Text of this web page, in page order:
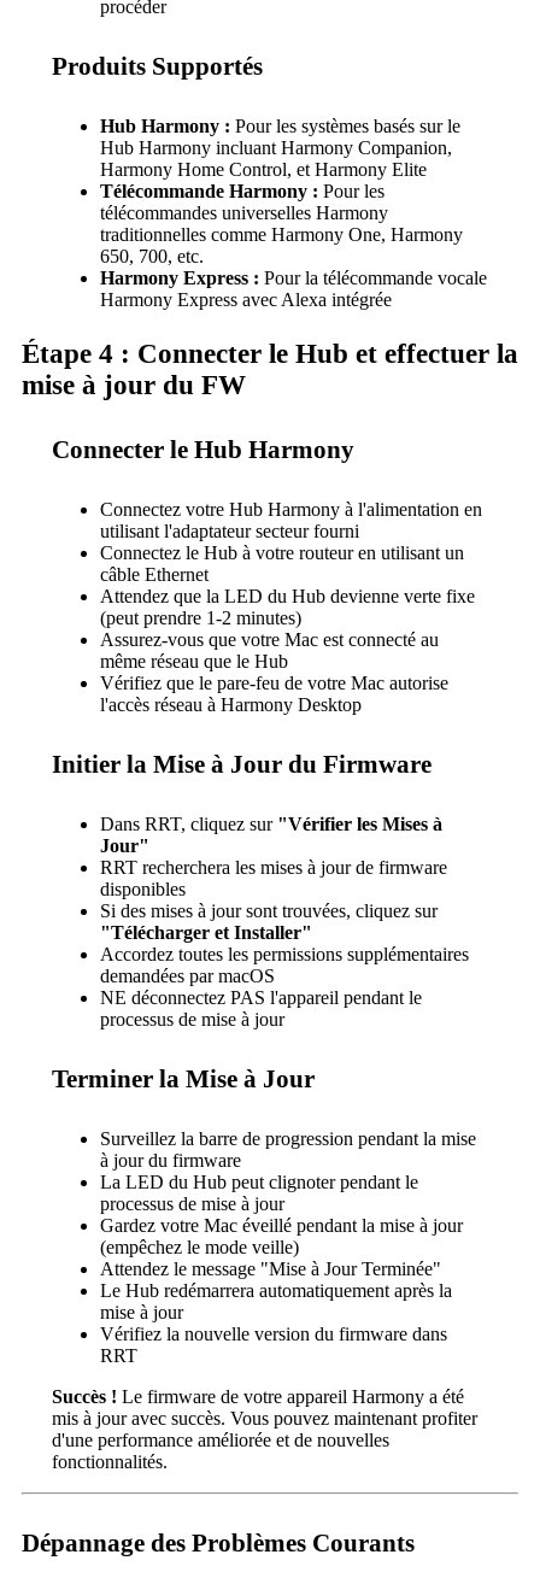
procéder
Produits Supportés
Hub Harmony : Pour les systèmes basés sur le
Hub Harmony incluant Harmony Companion,
Harmony Home Control, et Harmony Elite
Télécommande Harmony : Pour les
télécommandes universelles Harmony
traditionnelles comme Harmony One, Harmony
650, 700, etc.
Harmony Express : Pour la télécommande vocale
Harmony Express avec Alexa intégrée
Étape 4 : Connecter le Hub et effectuer la
mise à jour du FW
Connecter le Hub Harmony
Connectez votre Hub Harmony à l'alimentation en
utilisant l'adaptateur secteur fourni
Connectez le Hub à votre routeur en utilisant un
câble Ethernet
Attendez que la LED du Hub devienne verte fixe
(peut prendre 1-2 minutes)
Assurez-vous que votre Mac est connecté au
même réseau que le Hub
Vérifiez que le pare-feu de votre Mac autorise
l'accès réseau à Harmony Desktop
Initier la Mise à Jour du Firmware
Dans RRT, cliquez sur "Vérifier les Mises à
Jour"
RRT recherchera les mises à jour de firmware
disponibles
Si des mises à jour sont trouvées, cliquez sur
"Télécharger et Installer"
Accordez toutes les permissions supplémentaires
demandées par macOS
NE déconnectez PAS l'appareil pendant le
processus de mise à jour
Terminer la Mise à Jour
Surveillez la barre de progression pendant la mise
à jour du firmware
La LED du Hub peut clignoter pendant le
processus de mise à jour
Gardez votre Mac éveillé pendant la mise à jour
(empêchez le mode veille)
Attendez le message "Mise à Jour Terminée"
Le Hub redémarrera automatiquement après la
mise à jour
Vérifiez la nouvelle version du firmware dans
RRT
Succès ! Le firmware de votre appareil Harmony a été
mis à jour avec succès. Vous pouvez maintenant profiter
d'une performance améliorée et de nouvelles
fonctionnalités.
Dépannage des Problèmes Courants